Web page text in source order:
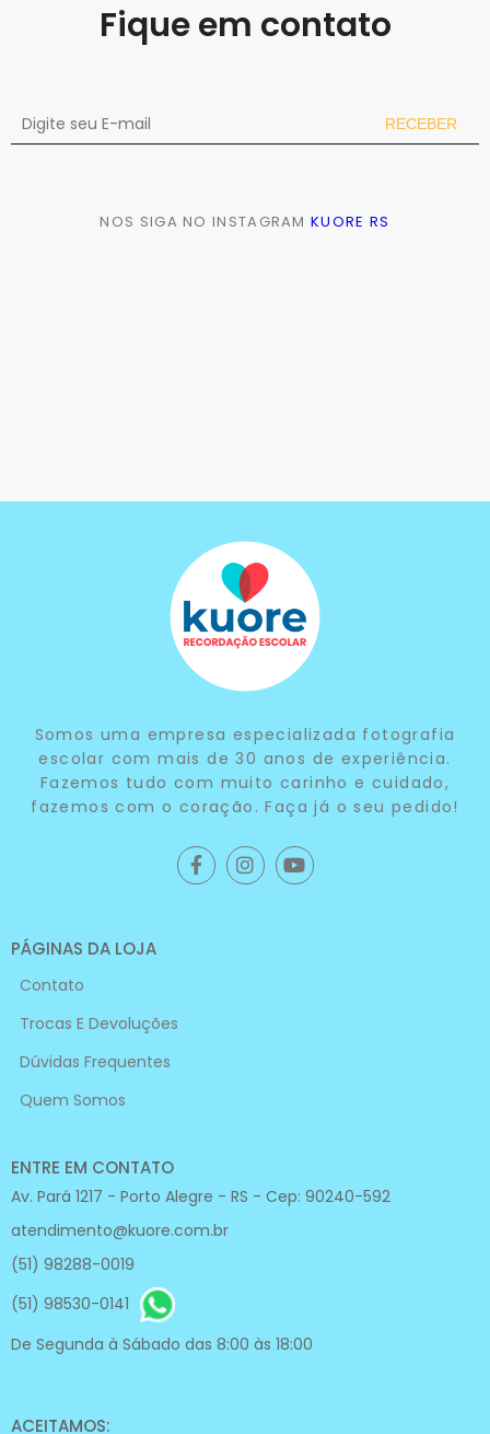
Fique em contato
RECEBER
NOS SIGA NO INSTAGRAMKUORE RS
Somos uma empresa especializada fotografia
escolar com mais de 30 anos de experiência.
Fazemos tudo com muito carinho e cuidado,
fazemos com o coração. Faça já o seu pedido!
PÁGINAS DA LOJA
Contato
Trocas E Devoluções
Dúvidas Frequentes
Quem Somos
ENTRE EM CONTATO
Av. Pará 1217 - Porto Alegre - RS - Cep: 90240-592
atendimento@kuore.com.br
(51) 98288-0019
(51) 98530-0141
De Segunda à Sábado das 8:00 às 18:00
ACEITAMOS: